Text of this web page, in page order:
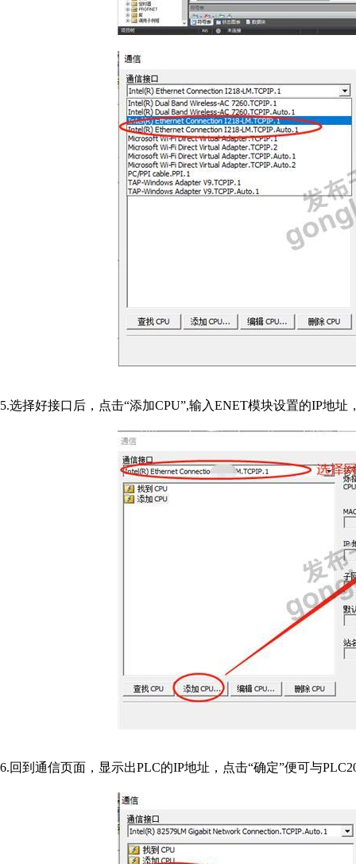
5.选择好接口后，点击“添加CPU”,输入ENET模块设置的IP地址
6.回到通信页面，显示出PLC的IP地址，点击“确定”便可与